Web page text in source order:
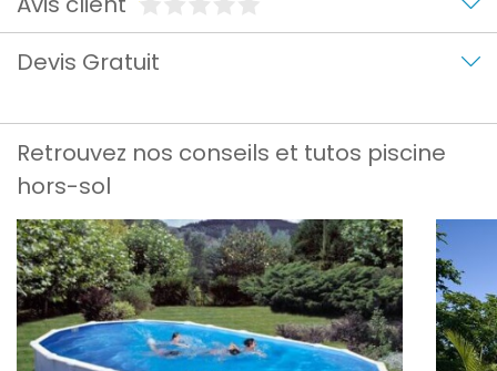
Devis Gratuit
Retrouvez nos conseils et tutos piscine
hors-sol